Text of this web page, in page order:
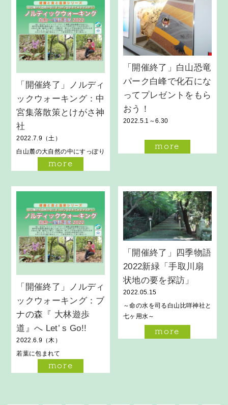
「開催終了」ノルディ
ックウォーキング：中
宮集落散策とけがさ神
社
2022.7.9（土）
白山麓の大自然の中にすっぽり
包まれてみませんか？
more
「開催終了」白山恐竜
パーク白峰で化石にな
ってプレゼントをもら
おう！
2022.5.1～6.30
more
「開催終了」ノルディ
ックウォーキング：ブ
ナの森『 大林遊歩
道』へ Let’ s Go!!
2022.6.9（木）
若葉に包まれて
more
「開催終了」四季物語
2022新緑「手取川扇
状地の要を探訪」
2022.05.15
～命の水を司る白山比咩神社と
七ヶ用水～
more